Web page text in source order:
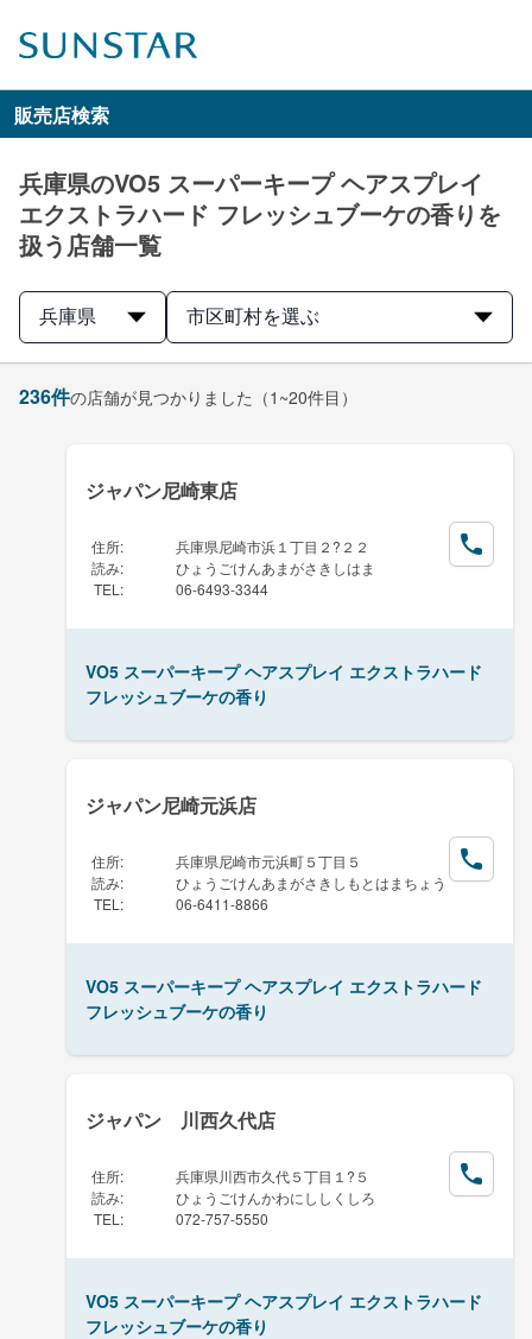
販売店検索
兵庫県のVO5 スーパーキープ ヘアスプレイ
エクストラハード フレッシュブーケの香りを
扱う店舗一覧
兵庫県 市区町村を選ぶ
236件の店舗が見つかりました （1~20件目）
ジャパン尼崎東店
住所:
兵庫県尼崎市浜１丁目２?２２
読み:
ひょうごけんあまがさきしはま
TEL : 06-6493-3344
VO5 スーパーキープ ヘアスプレイ エクストラハード
フレッシュブーケの香り
ジャパン尼崎元浜店
住所:
兵庫県尼崎市元浜町５丁目５
読み:
ひょうごけんあまがさきしもとはまちょう
TEL : 06-6411-8866
VO5 スーパーキープ ヘアスプレイ エクストラハード
フレッシュブーケの香り
ジャパン 川西久代店
住所:
兵庫県川西市久代５丁目１?５
読み:
ひょうごけんかわにししくしろ
TEL : 072-757-5550
VO5 スーパーキープ ヘアスプレイ エクストラハード
フレッシュブーケの香り